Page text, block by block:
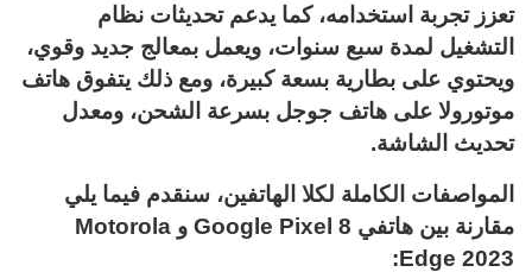
تعزز تجربة استخدامه، كما يدعم تحديثات نظام
التشغيل لمدة سبع سنوات، ويعمل بمعالج جديد وقوي،
ويحتوي على بطارية بسعة كبيرة، ومع ذلك يتفوق هاتف
موتورولا على هاتف جوجل بسرعة الشحن، ومعدل
تحديث الشاشة.
المواصفات الكاملة لكلا الهاتفين، سنقدم فيما يلي
مقارنة بين هاتفي Google Pixel 8 و Motorola
Edge 2023: